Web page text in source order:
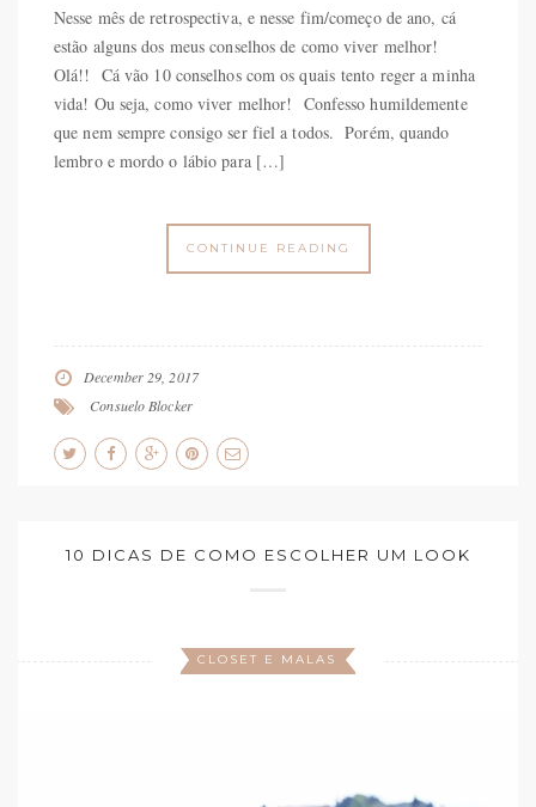
Nesse mês de retrospectiva, e nesse fim/começo de ano, cá
estão alguns dos meus conselhos de como viver melhor!
Olá!! Cá vão 10 conselhos com os quais tento reger a minha
vida! Ou seja, como viver melhor! Confesso humildemente
que nem sempre consigo ser fiel a todos. Porém, quando
lembro e mordo o lábio para […]
CONTINUE READING
December 29, 2017
Consuelo Blocker
10 DICAS DE COMO ESCOLHER UM LOOK
CLOSET E MALAS